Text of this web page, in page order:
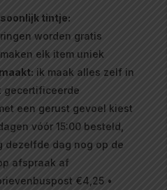
tintje:
worden gratis
elk item uniek
ik maak alles zelf in
gecertificeerde
een gerust gevoel kiest
vóór 15:00 besteld,
dezelfde dag nog op de
afspraak af
€4,25 •